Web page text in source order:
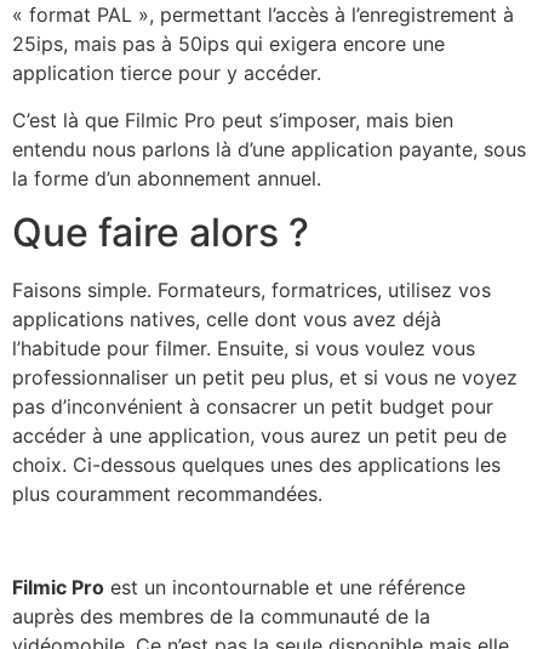
« format PAL », permettant l’accès à l’enregistrement à
25ips, mais pas à 50ips qui exigera encore une
application tierce pour y accéder.
C’est là que Filmic Pro peut s’imposer, mais bien
entendu nous parlons là d’une application payante, sous
la forme d’un abonnement annuel.
Que faire alors ?
Faisons simple. Formateurs, formatrices, utilisez vos
applications natives, celle dont vous avez déjà
l’habitude pour filmer. Ensuite, si vous voulez vous
professionnaliser un petit peu plus, et si vous ne voyez
pas d’inconvénient à consacrer un petit budget pour
accéder à une application, vous aurez un petit peu de
choix. Ci-dessous quelques unes des applications les
plus couramment recommandées.
Filmic Pro est un incontournable et une référence
auprès des membres de la communauté de la